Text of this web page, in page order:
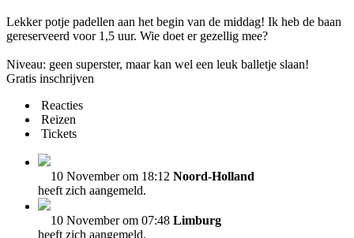
Lekker potje padellen aan het begin van de middag! Ik heb de baan
gereserveerd voor 1,5 uur. Wie doet er gezellig mee?
Niveau: geen superster, maar kan wel een leuk balletje slaan!
Gratis inschrijven
Reacties
Reizen
Tickets
10 November om 18:12 Noord-Holland
heeft zich aangemeld.
10 November om 07:48 Limburg
heeft zich aangemeld.